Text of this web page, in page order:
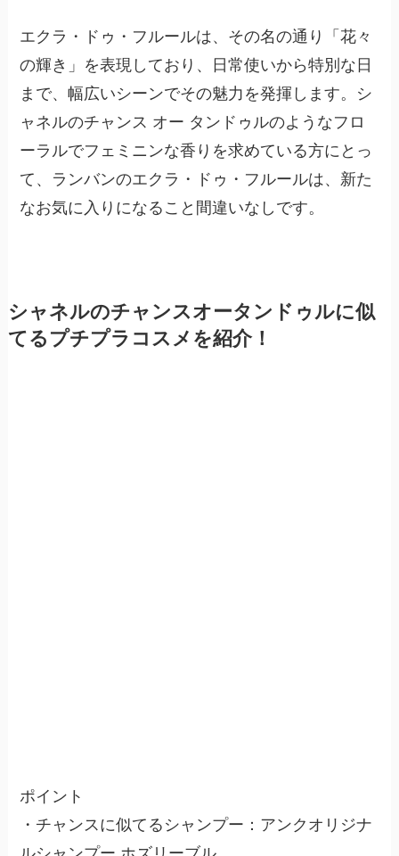
エクラ・ドゥ・フルールは、その名の通り「花々
の輝き」を表現しており、日常使いから特別な日
まで、幅広いシーンでその魅力を発揮します。シ
ャネルのチャンス オー タンドゥルのようなフロ
ーラルでフェミニンな香りを求めている方にとっ
て、ランバンのエクラ・ドゥ・フルールは、新た
なお気に入りになること間違いなしです。
シャネルのチャンスオータンドゥルに似
てるプチプラコスメを紹介！
ポイント
・チャンスに似てるシャンプー：アンクオリジナ